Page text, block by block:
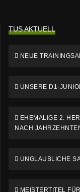
TUS AKTUELL
NEUE
UNSERE D1-
EHEMALIGE 2.
NACH
UNGLAUBLICHE
MEISTERTITEL